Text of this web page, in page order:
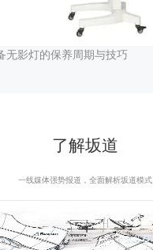
无影灯的保养周期与技巧
了解坂道
一线媒体强势报道，全面解析坂道模式